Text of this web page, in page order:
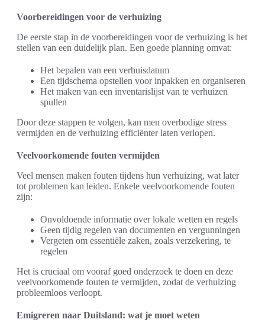
Voorbereidingen voor de verhuizing
De eerste stap in de voorbereidingen voor de verhuizing is het
stellen van een duidelijk plan. Een goede planning omvat:
Het bepalen van een verhuisdatum
Een tijdschema opstellen voor inpakken en organiseren
Het maken van een inventarislijst van te verhuizen
spullen
Door deze stappen te volgen, kan men overbodige stress
vermijden en de verhuizing efficiënter laten verlopen.
Veelvoorkomende fouten vermijden
Veel mensen maken fouten tijdens hun verhuizing, wat later
tot problemen kan leiden. Enkele veelvoorkomende fouten
zijn:
Onvoldoende informatie over lokale wetten en regels
Geen tijdig regelen van documenten en vergunningen
Vergeten om essentiële zaken, zoals verzekering, te
regelen
Het is cruciaal om vooraf goed onderzoek te doen en deze
veelvoorkomende fouten te vermijden, zodat de verhuizing
probleemloos verloopt.
Emigreren naar Duitsland: wat je moet weten